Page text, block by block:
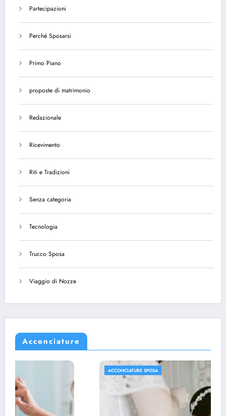
Partecipazioni
Perché Sposarsi
Primo Piano
proposte di matrimonio
Redazionale
Ricevimento
Riti e Tradizioni
Senza categoria
Tecnologia
Trucco Sposa
Viaggio di Nozze
Acconciature